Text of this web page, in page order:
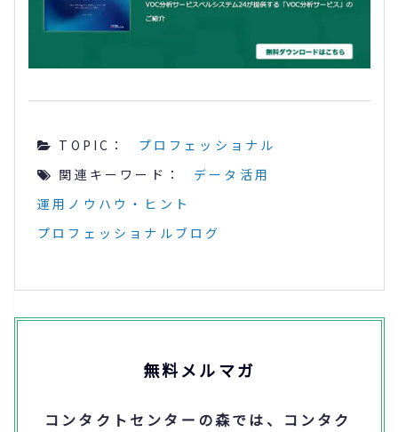
TOPIC：
プロフェッショナル
関連キーワード：
データ活用
運用ノウハウ・ヒント
プロフェッショナルブログ
無料メルマガ
コンタクトセンターの森では、コンタク